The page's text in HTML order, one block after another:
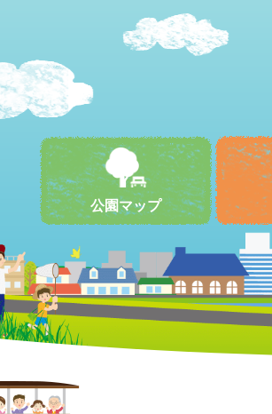
公園マップ